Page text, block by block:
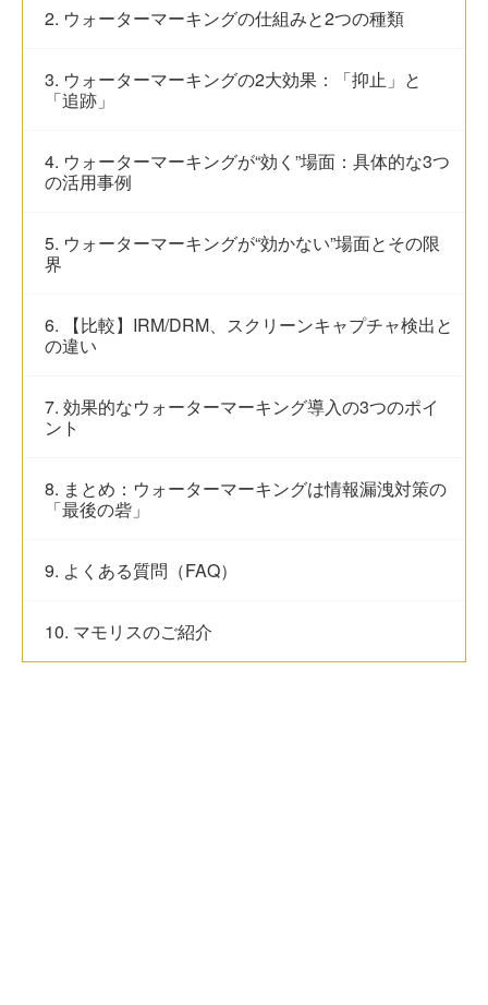
2. ウォーターマーキングの仕組みと2つの種類
3. ウォーターマーキングの2大効果：「抑止」と
「追跡」
4. ウォーターマーキングが“効く”場面：具体的な3つ
の活用事例
5. ウォーターマーキングが“効かない”場面とその限
界
6. 【比較】IRM/DRM、スクリーンキャプチャ検出と
の違い
7. 効果的なウォーターマーキング導入の3つのポイ
ント
8. まとめ：ウォーターマーキングは情報漏洩対策の
「最後の砦」
9. よくある質問（FAQ）
10. マモリスのご紹介